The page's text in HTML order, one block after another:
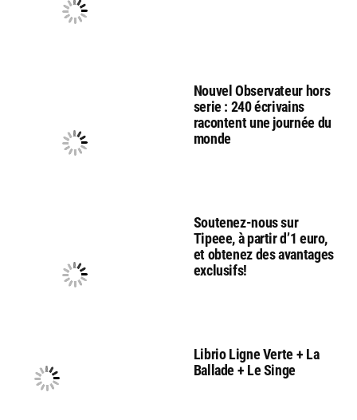
Nouvel Observateur hors
serie : 240 écrivains
racontent une journée du
monde
Soutenez-nous sur
Tipeee, à partir d’1 euro,
et obtenez des avantages
exclusifs!
Librio Ligne Verte + La
Ballade + Le Singe